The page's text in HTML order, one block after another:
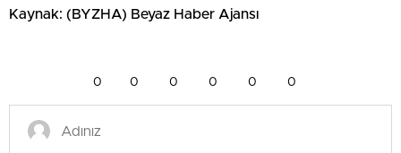
Kaynak: (BYZHA) Beyaz Haber Ajansı
0 0 0 0 0 0